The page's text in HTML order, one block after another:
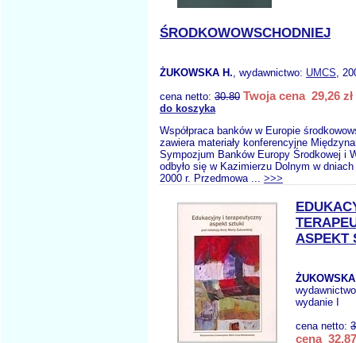
ŚRODKOWOWSCHODNIEJ
ŻUKOWSKA H., wydawnictwo: UMCS,
cena netto: 30.80 Twoja cena 29,26 zł
do koszyka
Współpraca banków w Europie
zawiera materiały konferencyjne
Sympozjum Banków Europy Środkowej i
odbyło się w Kazimierzu Dolnym w
2000 r. Przedmowa ... >>>
ASPEKT
wydanie I
cena netto:
cena